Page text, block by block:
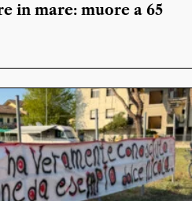
in mare: muore a 65